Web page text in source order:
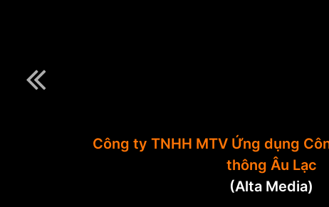
Công ty TNHH MTV Ứng dụng
thông Âu Lạc
(Alta Media)